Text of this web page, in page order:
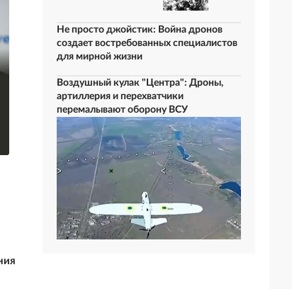
В брянском
приграничье
уничтожен
немецкий БПЛА
Anubis
Дмитриев: только
правые партии
могут спасти
Европу от
мигрантов
Не просто джойстик: Война дронов
создает востребованных специалистов
для мирной жизни
Воздушный кулак "Центра": Дроны,
артиллерия и перехватчики
перемалывают оборону ВСУ